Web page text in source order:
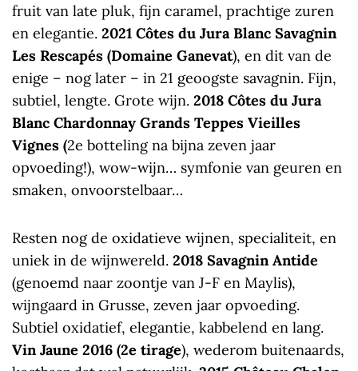
fruit van late pluk, fijn caramel, prachtige zuren
en elegantie. 2021 Côtes du Jura Blanc Savagnin
Les Rescapés (Domaine Ganevat), en dit van de
enige – nog later – in 21 geoogste savagnin. Fijn,
subtiel, lengte. Grote wijn. 2018 Côtes du Jura
Blanc Chardonnay Grands Teppes Vieilles
Vignes (2e botteling na bijna zeven jaar
opvoeding!), wow-wijn… symfonie van geuren en
smaken, onvoorstelbaar…
Resten nog de oxidatieve wijnen, specialiteit, en
uniek in de wijnwereld. 2018 Savagnin Antide
(genoemd naar zoontje van J-F en Maylis),
wijngaard in Grusse, zeven jaar opvoeding.
Subtiel oxidatief, elegantie, kabbelend en lang.
Vin Jaune 2016 (2e tirage), wederom buitenaards,